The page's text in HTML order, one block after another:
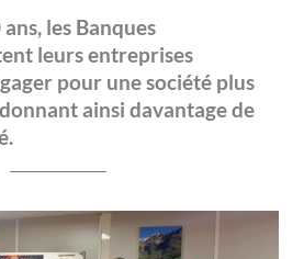
les Banques
leurs entreprises
pour une société plus
ainsi davantage de